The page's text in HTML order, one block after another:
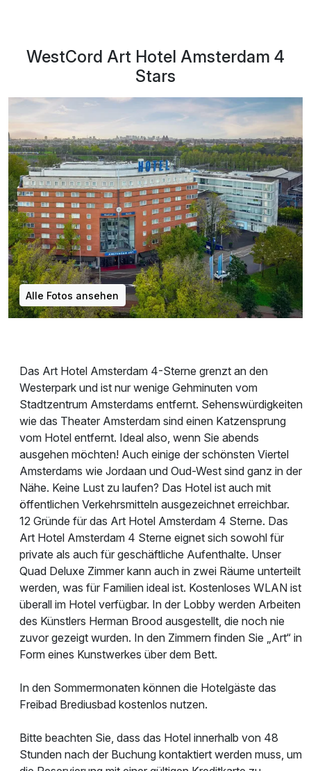
WestCord Art Hotel Amsterdam 4
Stars
Alle Fotos ansehen
Das Art Hotel Amsterdam 4-Sterne grenzt an den
Westerpark und ist nur wenige Gehminuten vom
Stadtzentrum Amsterdams entfernt. Sehenswürdigkeiten
wie das Theater Amsterdam sind einen Katzensprung
vom Hotel entfernt. Ideal also, wenn Sie abends
ausgehen möchten! Auch einige der schönsten Viertel
Amsterdams wie Jordaan und Oud-West sind ganz in der
Nähe. Keine Lust zu laufen? Das Hotel ist auch mit
öffentlichen Verkehrsmitteln ausgezeichnet erreichbar.
12 Gründe für das Art Hotel Amsterdam 4 Sterne. Das
Art Hotel Amsterdam 4 Sterne eignet sich sowohl für
private als auch für geschäftliche Aufenthalte. Unser
Quad Deluxe Zimmer kann auch in zwei Räume unterteilt
werden, was für Familien ideal ist. Kostenloses WLAN ist
überall im Hotel verfügbar. In der Lobby werden Arbeiten
des Künstlers Herman Brood ausgestellt, die noch nie
zuvor gezeigt wurden. In den Zimmern finden Sie „Art“ in
Form eines Kunstwerkes über dem Bett.
In den Sommermonaten können die Hotelgäste das
Freibad Brediusbad kostenlos nutzen.
Bitte beachten Sie, dass das Hotel innerhalb von 48
Stunden nach der Buchung kontaktiert werden muss, um